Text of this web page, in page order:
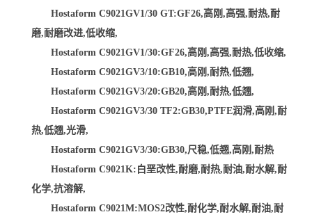
Hostaform C9021GV1/30 GT:GF26,高刚,高强,耐热,耐
磨,耐磨改进,低收缩,
Hostaform C9021GV1/30:GF26,高刚,高强,耐热,低收缩,
Hostaform C9021GV3/10:GB10,高刚,耐热,低翘,
Hostaform C9021GV3/20:GB20,高刚,耐热,低翘,
Hostaform C9021GV3/30 TF2:GB30,PTFE润滑,高刚,耐
热,低翘,光滑,
Hostaform C9021GV3/30:GB30,尺稳,低翘,高刚,耐热
Hostaform C9021K:白垩改性,耐磨,耐热,耐油,耐水解,耐
化学,抗溶解,
Hostaform C9021M:MOS2改性,耐化学,耐水解,耐油,耐